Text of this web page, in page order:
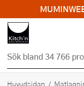
Hopp till
Huvudsidan